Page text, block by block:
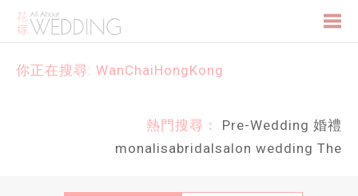
你正在搜尋: WanChaiHongKong
熱門搜尋： Pre-Wedding 婚禮
monalisabridalsalon wedding The